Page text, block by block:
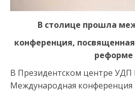
В столице прошла
конференция,
реформе
В Президентском центре
Международная конференция